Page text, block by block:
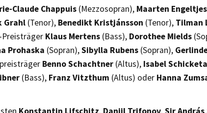
Claude Chappuis (Mezzosopran), Maarten Engeltjes
Grahl (Tenor), Benedikt Kristjánsson (Tenor), Tilman
Preisträger Klaus Mertens (Bass), Dorothee Mields
Prohaska (Sopran),Sibylla Rubens (Sopran),
Benno Schachtner (Altus), Isabel
(Bass), Franz Vitzthum (Altus) oder Hanna